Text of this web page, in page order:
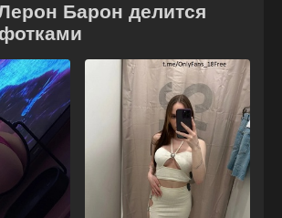
Барон делится